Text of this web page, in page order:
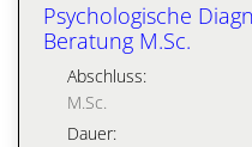
Psychologische
Beratung M.Sc.
Abschluss:
M.Sc.
Dauer: